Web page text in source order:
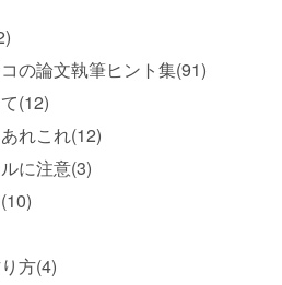
の論文執筆ヒント集(91)
(12)
れこれ(12)
に注意(3)
方(4)